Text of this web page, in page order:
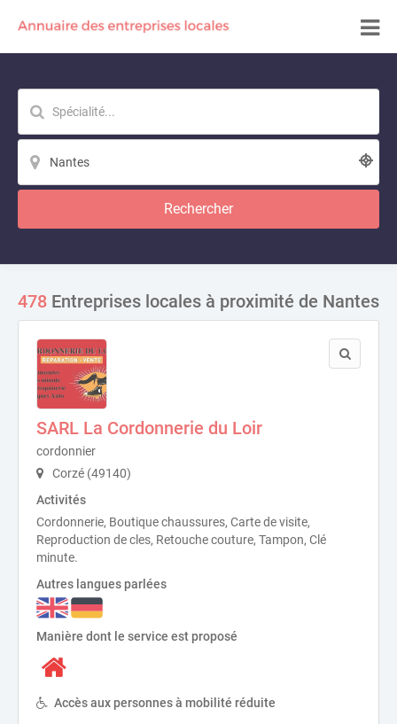
Rechercher
478 Entreprises locales à proximité de Nantes
SARL La Cordonnerie du Loir
cordonnier
Corzé (49140)
Activités
Cordonnerie, Boutique chaussures, Carte de visite,
Reproduction de cles, Retouche couture, Tampon, Clé
minute.
Autres langues parlées
Manière dont le service est proposé
Accès aux personnes à mobilité réduite